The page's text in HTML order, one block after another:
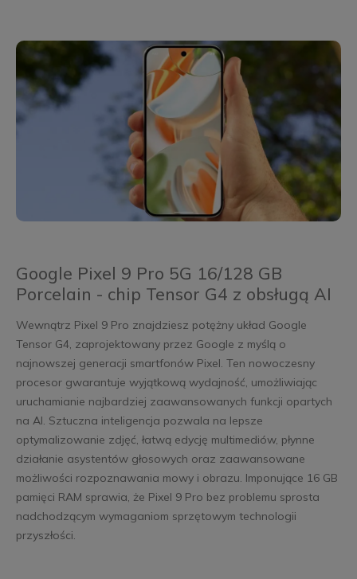
Google Pixel 9 Pro 5G 16/128 GB
Porcelain - chip Tensor G4 z obsługą AI
Wewnątrz Pixel 9 Pro znajdziesz potężny układ Google
Tensor G4, zaprojektowany przez Google z myślą o
najnowszej generacji smartfonów Pixel. Ten nowoczesny
procesor gwarantuje wyjątkową wydajność, umożliwiając
uruchamianie najbardziej zaawansowanych funkcji opartych
na AI. Sztuczna inteligencja pozwala na lepsze
optymalizowanie zdjęć, łatwą edycję multimediów, płynne
działanie asystentów głosowych oraz zaawansowane
możliwości rozpoznawania mowy i obrazu. Imponujące 16 GB
pamięci RAM sprawia, że Pixel 9 Pro bez problemu sprosta
nadchodzącym wymaganiom sprzętowym technologii
przyszłości.